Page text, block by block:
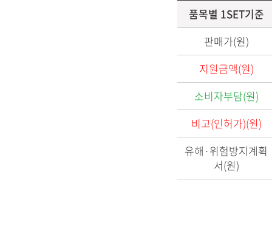
품목별 1SET기준
판매가(원)
지원금액(원)
소비자부담(원)
비고(인허가)(원)
유해·위험방지계획
서(원)